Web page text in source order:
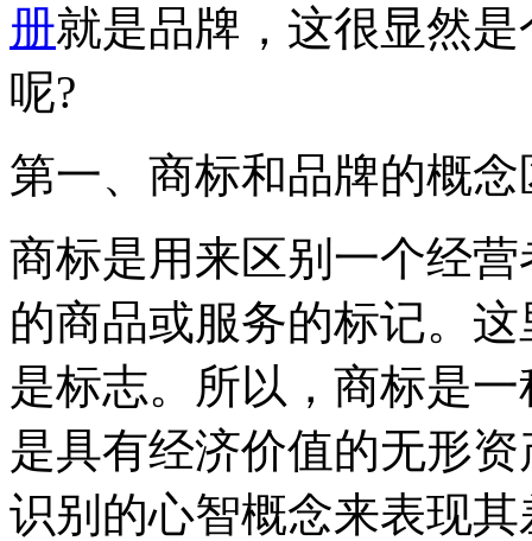
册就是品牌，这很显然
呢?
第一、商标和品牌的概念
商标是用来区别一个经
的商品或服务的标记。
是标志。所以，商标是
是具有经济价值的无形
识别的心智概念来表现